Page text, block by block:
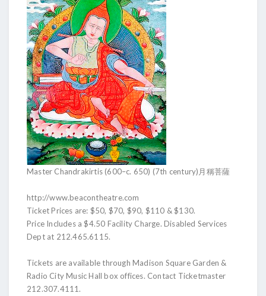
Master Chandrakirtis (600–c. 650) (7th century)月稱菩薩
http://www.beacontheatre.com
Ticket Prices are: $50, $70, $90, $110 & $130.
Price Includes a $4.50 Facility Charge. Disabled Services
Dept at 212.465.6115.
Tickets are available through Madison Square Garden &
Radio City Music Hall box offices. Contact Ticketmaster
212.307.4111.